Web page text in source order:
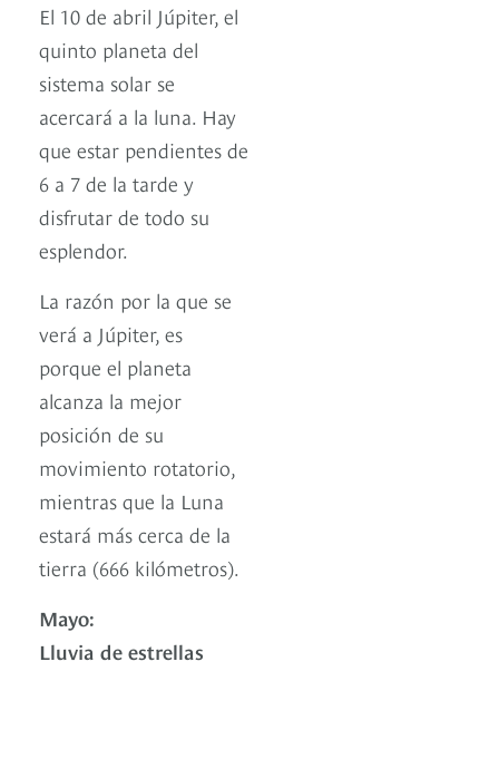
El 10 de abril Júpiter, el
quinto planeta del
sistema solar se
acercará a la luna. Hay
que estar pendientes de
6 a 7 de la tarde y
disfrutar de todo su
esplendor.
La razón por la que se
verá a Júpiter, es
porque el planeta
alcanza la mejor
posición de su
movimiento rotatorio,
mientras que la Luna
estará más cerca de la
tierra (666 kilómetros).
Mayo:
Lluvia de estrellas